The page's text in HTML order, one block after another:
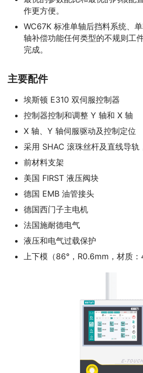
作更方便。
WC67K 标准单轴后挡料系统、
轴补偿功能任何类型的不规则工
完成。
主要配件
埃斯顿 E310 双伺服控制器
控制器控制和调整 Y 轴和 X 轴
X 轴、Y 轴伺服驱动及控制定位
采用 SHAC 滚珠丝杆及直线导
前材料支架
美国 FIRST 液压阀块
德国 EMB 油管接头
德国西门子主电机
法国施耐德电气
液压和电气过载保护
上下模（86°，R0.6mm，材质